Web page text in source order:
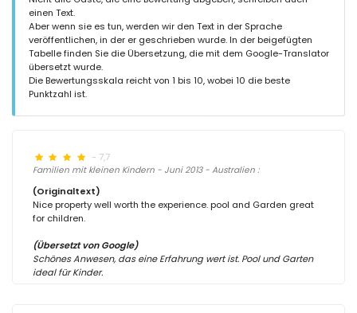
einen Text.
Aber wenn sie es tun, werden wir den Text in der Sprache
veröffentlichen, in der er geschrieben wurde. In der beigefügten
Tabelle finden Sie die Übersetzung, die mit dem Google-Translator
übersetzt wurde.
Die Bewertungsskala reicht von 1 bis 10, wobei 10 die beste
Punktzahl ist.
- 7,7
Familien mit kleinen Kindern - Juni 2013 - Australien :
(Originaltext)
Nice property well worth the experience. pool and Garden great
for children.
(Übersetzt von Google)
Schönes Anwesen, das eine Erfahrung wert ist. Pool und Garten
ideal für Kinder.